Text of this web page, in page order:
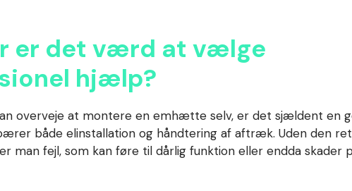
er det værd at vælge
hjælp?
overveje at montere en emhætte selv, er det sjældent en
både elinstallation og håndtering af aftræk. Uden den
man fejl, som kan føre til dårlig funktion eller endda skader